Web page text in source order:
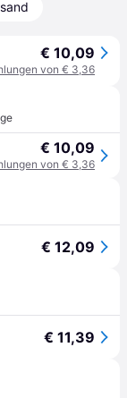
€ 10,09
von € 3,36
€ 10,09
von € 3,36
€ 12,09
€ 11,39